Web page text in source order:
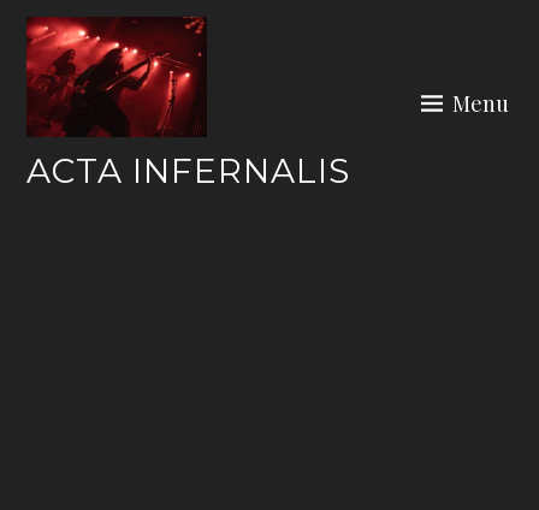
Skip
content
ACTA INFERNALIS
Menu